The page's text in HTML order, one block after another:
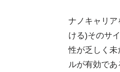
ナノキャリア
ける)そのサ
性が乏しく未
ルが有効であ